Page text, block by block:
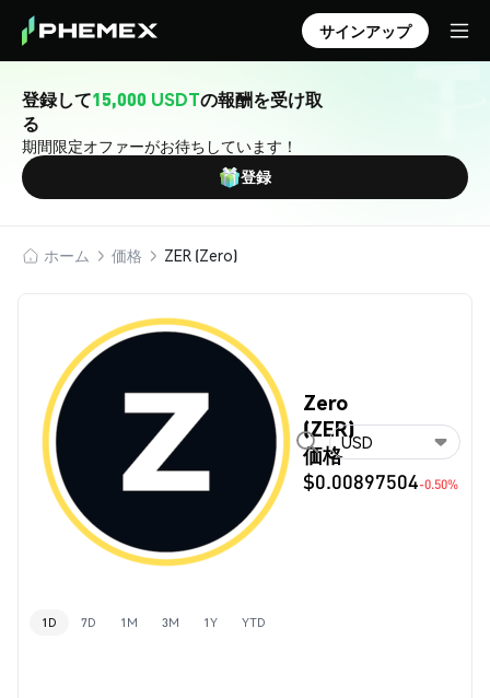
サインアップ
登録して15,000 USDTの報酬を受け取
る
期間限定オファーがお待ちしています！
登録
ホーム 価格 ZER (Zero)
Zero
(ZER)
価格
$0.00897504-0.50%
USD
1D 7D 1M 3M 1Y YTD